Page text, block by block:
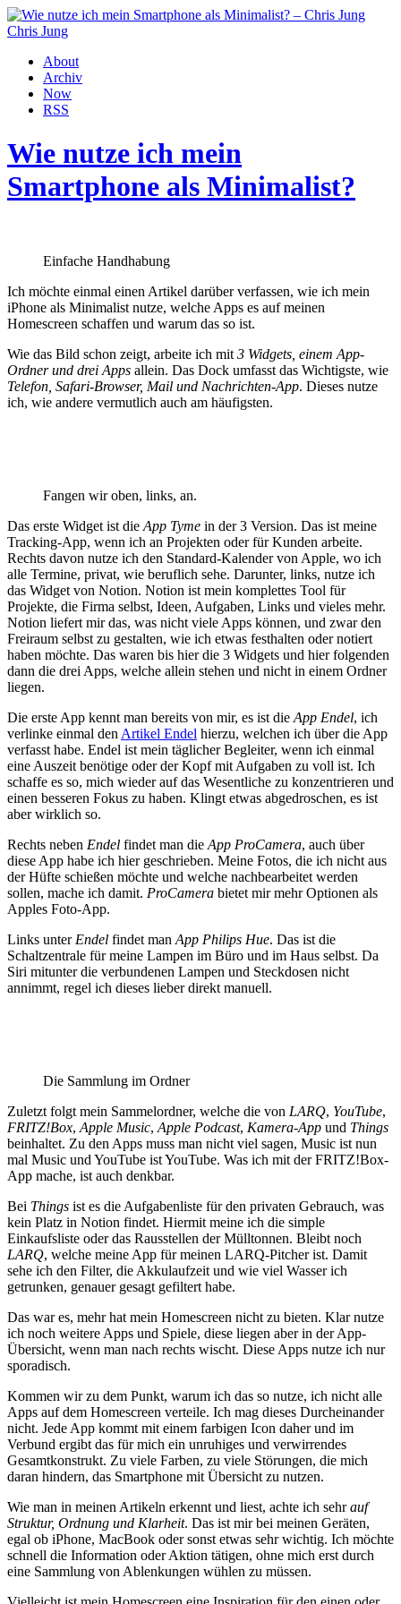
Chris Jung
About
Archiv
Now
RSS
Wie nutze ich mein
Smartphone als Minimalist?
Einfache Handhabung
Ich möchte einmal einen Artikel darüber verfassen, wie ich mein
iPhone als Minimalist nutze, welche Apps es auf meinen
Homescreen schaffen und warum das so ist.
Wie das Bild schon zeigt, arbeite ich mit 3 Widgets, einem App-
Ordner und drei Apps allein. Das Dock umfasst das Wichtigste, wie
Telefon, Safari-Browser, Mail und Nachrichten-App. Dieses nutze
ich, wie andere vermutlich auch am häufigsten.
Fangen wir oben, links, an.
Das erste Widget ist die App Tyme in der 3 Version. Das ist meine
Tracking-App, wenn ich an Projekten oder für Kunden arbeite.
Rechts davon nutze ich den Standard-Kalender von Apple, wo ich
alle Termine, privat, wie beruflich sehe. Darunter, links, nutze ich
das Widget von Notion. Notion ist mein komplettes Tool für
Projekte, die Firma selbst, Ideen, Aufgaben, Links und vieles mehr.
Notion liefert mir das, was nicht viele Apps können, und zwar den
Freiraum selbst zu gestalten, wie ich etwas festhalten oder notiert
haben möchte. Das waren bis hier die 3 Widgets und hier folgenden
dann die drei Apps, welche allein stehen und nicht in einem Ordner
liegen.
Die erste App kennt man bereits von mir, es ist die App Endel, ich
verlinke einmal den Artikel Endel hierzu, welchen ich über die App
verfasst habe. Endel ist mein täglicher Begleiter, wenn ich einmal
eine Auszeit benötige oder der Kopf mit Aufgaben zu voll ist. Ich
schaffe es so, mich wieder auf das Wesentliche zu konzentrieren und
einen besseren Fokus zu haben. Klingt etwas abgedroschen, es ist
aber wirklich so.
Rechts neben Endel findet man die App ProCamera, auch über
diese App habe ich hier geschrieben. Meine Fotos, die ich nicht aus
der Hüfte schießen möchte und welche nachbearbeitet werden
sollen, mache ich damit. ProCamera bietet mir mehr Optionen als
Apples Foto-App.
Links unter Endel findet man App Philips Hue. Das ist die
Schaltzentrale für meine Lampen im Büro und im Haus selbst. Da
Siri mitunter die verbundenen Lampen und Steckdosen nicht
annimmt, regel ich dieses lieber direkt manuell.
Die Sammlung im Ordner
Zuletzt folgt mein Sammelordner, welche die von LARQ, YouTube,
FRITZ!Box, Apple Music, Apple Podcast, Kamera-App und Things
beinhaltet. Zu den Apps muss man nicht viel sagen, Music ist nun
mal Music und YouTube ist YouTube. Was ich mit der FRITZ!Box-
App mache, ist auch denkbar.
Bei Things ist es die Aufgabenliste für den privaten Gebrauch, was
kein Platz in Notion findet. Hiermit meine ich die simple
Einkaufsliste oder das Rausstellen der Mülltonnen. Bleibt noch
LARQ, welche meine App für meinen LARQ-Pitcher ist. Damit
sehe ich den Filter, die Akkulaufzeit und wie viel Wasser ich
getrunken, genauer gesagt gefiltert habe.
Das war es, mehr hat mein Homescreen nicht zu bieten. Klar nutze
ich noch weitere Apps und Spiele, diese liegen aber in der App-
Übersicht, wenn man nach rechts wischt. Diese Apps nutze ich nur
sporadisch.
Kommen wir zu dem Punkt, warum ich das so nutze, ich nicht alle
Apps auf dem Homescreen verteile. Ich mag dieses Durcheinander
nicht. Jede App kommt mit einem farbigen Icon daher und im
Verbund ergibt das für mich ein unruhiges und verwirrendes
Gesamtkonstrukt. Zu viele Farben, zu viele Störungen, die mich
daran hindern, das Smartphone mit Übersicht zu nutzen.
Wie man in meinen Artikeln erkennt und liest, achte ich sehrauf
Struktur, Ordnung und Klarheit. Das ist mir bei meinen Geräten,
egal ob iPhone, MacBook oder sonst etwas sehr wichtig. Ich möchte
schnell die Information oder Aktion tätigen, ohne mich erst durch
eine Sammlung von Ablenkungen wühlen zu müssen.